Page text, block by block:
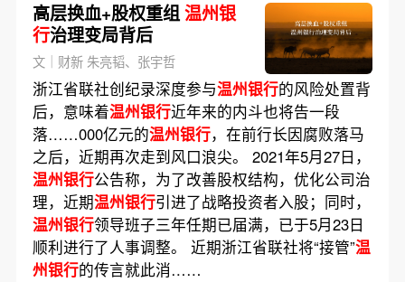
高层换血+股权重组温州银
行治理变局背后
文｜财新 朱亮韬、张宇哲
浙江省联社创纪录深度参与温州银行的风险处置背
后，意味着温州银行近年来的内斗也将告一段
落……000亿元的温州银行，在前行长因腐败落马
之后，近期再次走到风口浪尖。 2021年5月27日，
温州银行公告称，为了改善股权结构，优化公司治
理，近期温州银行引进了战略投资者入股；同时，
温州银行领导班子三年任期已届满，已于5月23日
顺利进行了人事调整。 近期浙江省联社将“接管”温
州银行的传言就此消……